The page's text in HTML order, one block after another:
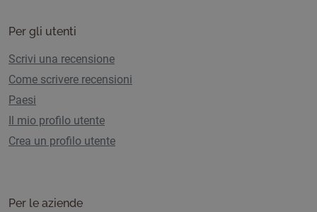
Per gli utenti
Scrivi una recensione
Come scrivere recensioni
Paesi
Il mio profilo utente
Crea un profilo utente
Per le aziende